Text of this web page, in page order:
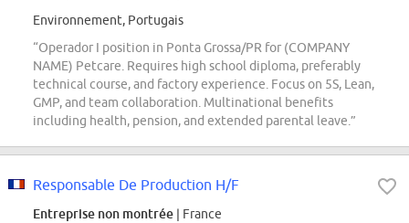
Environnement, Portugais
“Operador I position in Ponta Grossa/PR for (COMPANY
NAME) Petcare. Requires high school diploma, preferably
technical course, and factory experience. Focus on 5S, Lean,
GMP, and team collaboration. Multinational benefits
including health, pension, and extended parental leave.”
Responsable De Production H/F
Entreprise non montrée | France